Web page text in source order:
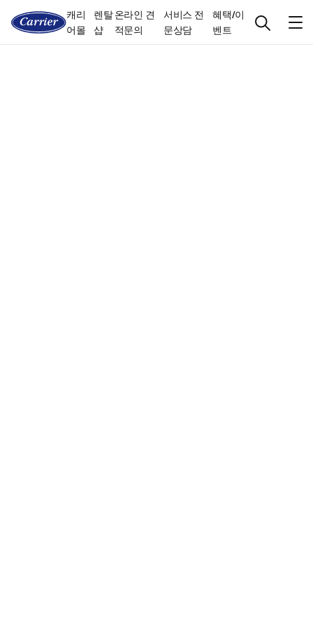
캐리
어몰
렌탈
샵
온라인 견
적문의
서비스 전
문상담
혜택/이
벤트